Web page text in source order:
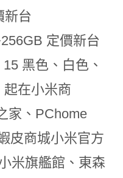
新台
定價新台
15 黑色、白色、
起在小米商
家、 PChome
皮商城小米官方
米旗艦館、東森